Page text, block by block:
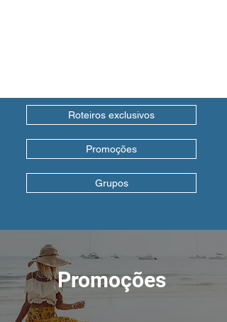
Roteiros exclusivos
Promoções
Grupos
Promoções